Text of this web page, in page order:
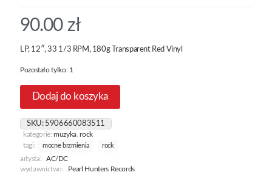
90.00 zł
LP, 12″, 33 1/3 RPM, 180g Transparent Red Vinyl
Pozostało tylko: 1
Dodaj do koszyka
SKU: 5906660083511
kategorie:muzyka ,rock
tagi:
mocne brzmienia rock
artysta:
AC/DC
wydawnictwo:
Pearl Hunters Records